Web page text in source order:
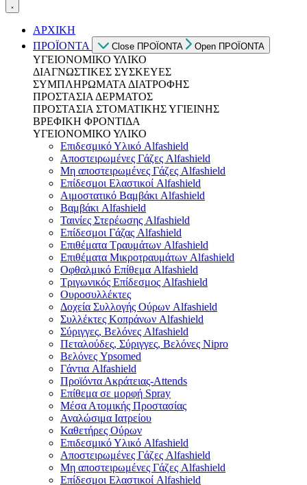
ΑΡΧΙΚΗ
ΠΡΟΪΟΝΤΑ
Close ΠΡΟΪΟΝΤΑ Open ΠΡΟΪΟΝΤΑ
ΥΓΕΙΟΝΟΜΙΚΟ ΥΛΙΚΟ
ΔΙΑΓΝΩΣΤΙΚΕΣ ΣΥΣΚΕΥΕΣ
ΣΥΜΠΛΗΡΩΜΑΤΑ ΔΙΑΤΡΟΦΗΣ
ΠΡΟΣΤΑΣΙΑ ΔΕΡΜΑΤΟΣ
ΠΡΟΣΤΑΣΙΑ ΣΤΟΜΑΤΙΚΗΣ ΥΓΙΕΙΝΗΣ
ΒΡΕΦΙΚΗ ΦΡΟΝΤΙΔΑ
ΥΓΕΙΟΝΟΜΙΚΟ ΥΛΙΚΟ
Επιδεσμικό Υλικό Alfashield
Αποστειρωμένες Γάζες Alfashield
Μη αποστειρωμένες Γάζες Alfashield
Επίδεσμοι Ελαστικοί Alfashield
Αιμοστατικό Βαμβάκι Alfashield
Βαμβάκι Alfashield
Ταινίες Στερέωσης Alfashield
Επίδεσμοι Γάζας Alfashield
Επιθέματα Τραυμάτων Alfashield
Επιθέματα Μικροτραυμάτων Alfashield
Οφθαλμικό Eπίθεμα Alfashield
Τριγωνικός Επίδεσμος Alfashield
Ουροσυλλέκτες
Δοχεία Συλλογής Ούρων Alfashield
Συλλέκτες Κοπράνων Alfashield
Σύριγγες, Βελόνες Alfashield
Πεταλούδες, Σύριγγες, Βελόνες Nipro
Βελόνες Ypsomed
Γάντια Alfashield
Προϊόντα Ακράτειας-Attends
Επίθεμα σε μορφή Spray
Μέσα Ατομικής Προστασίας
Αναλώσιμα Ιατρείου
Καθετήρες Ούρων
Επιδεσμικό Υλικό Alfashield
Αποστειρωμένες Γάζες Alfashield
Μη αποστειρωμένες Γάζες Alfashield
Επίδεσμοι Ελαστικοί Alfashield